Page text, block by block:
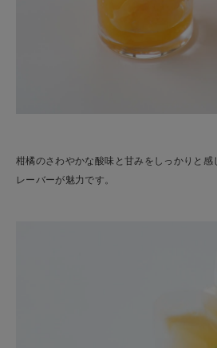
柑橘のさわやかな酸味と甘みをしっかりと感
レーバーが魅力です。